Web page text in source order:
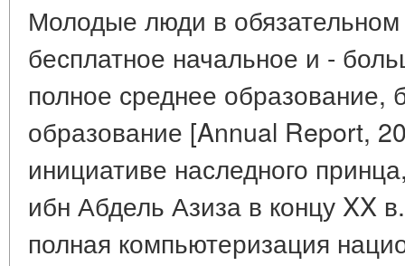
Молодые люди в
бесплатное начальное и -
полное среднее
образование [Annual Report,
инициативе наследного
ибн Абдель Азиза в концу XX
полная компьютеризация